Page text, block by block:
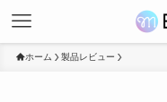
ホーム 製品レビュー